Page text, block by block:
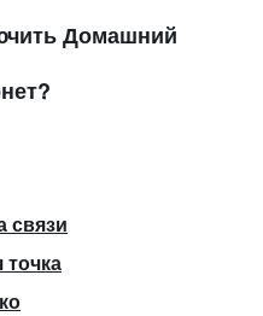
Домашний
связи
точка